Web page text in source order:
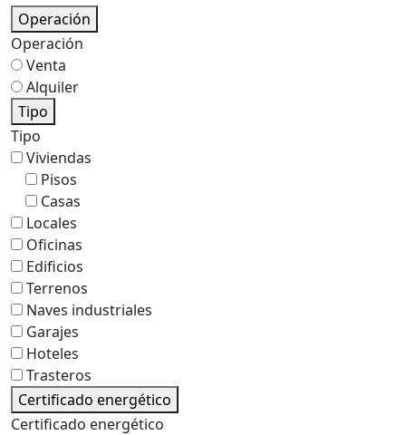
Operación
Operación
Venta
Alquiler
Tipo
Tipo
Viviendas
Pisos
Casas
Locales
Oficinas
Edificios
Terrenos
Naves industriales
Garajes
Hoteles
Trasteros
Certificado energético
Certificado energético